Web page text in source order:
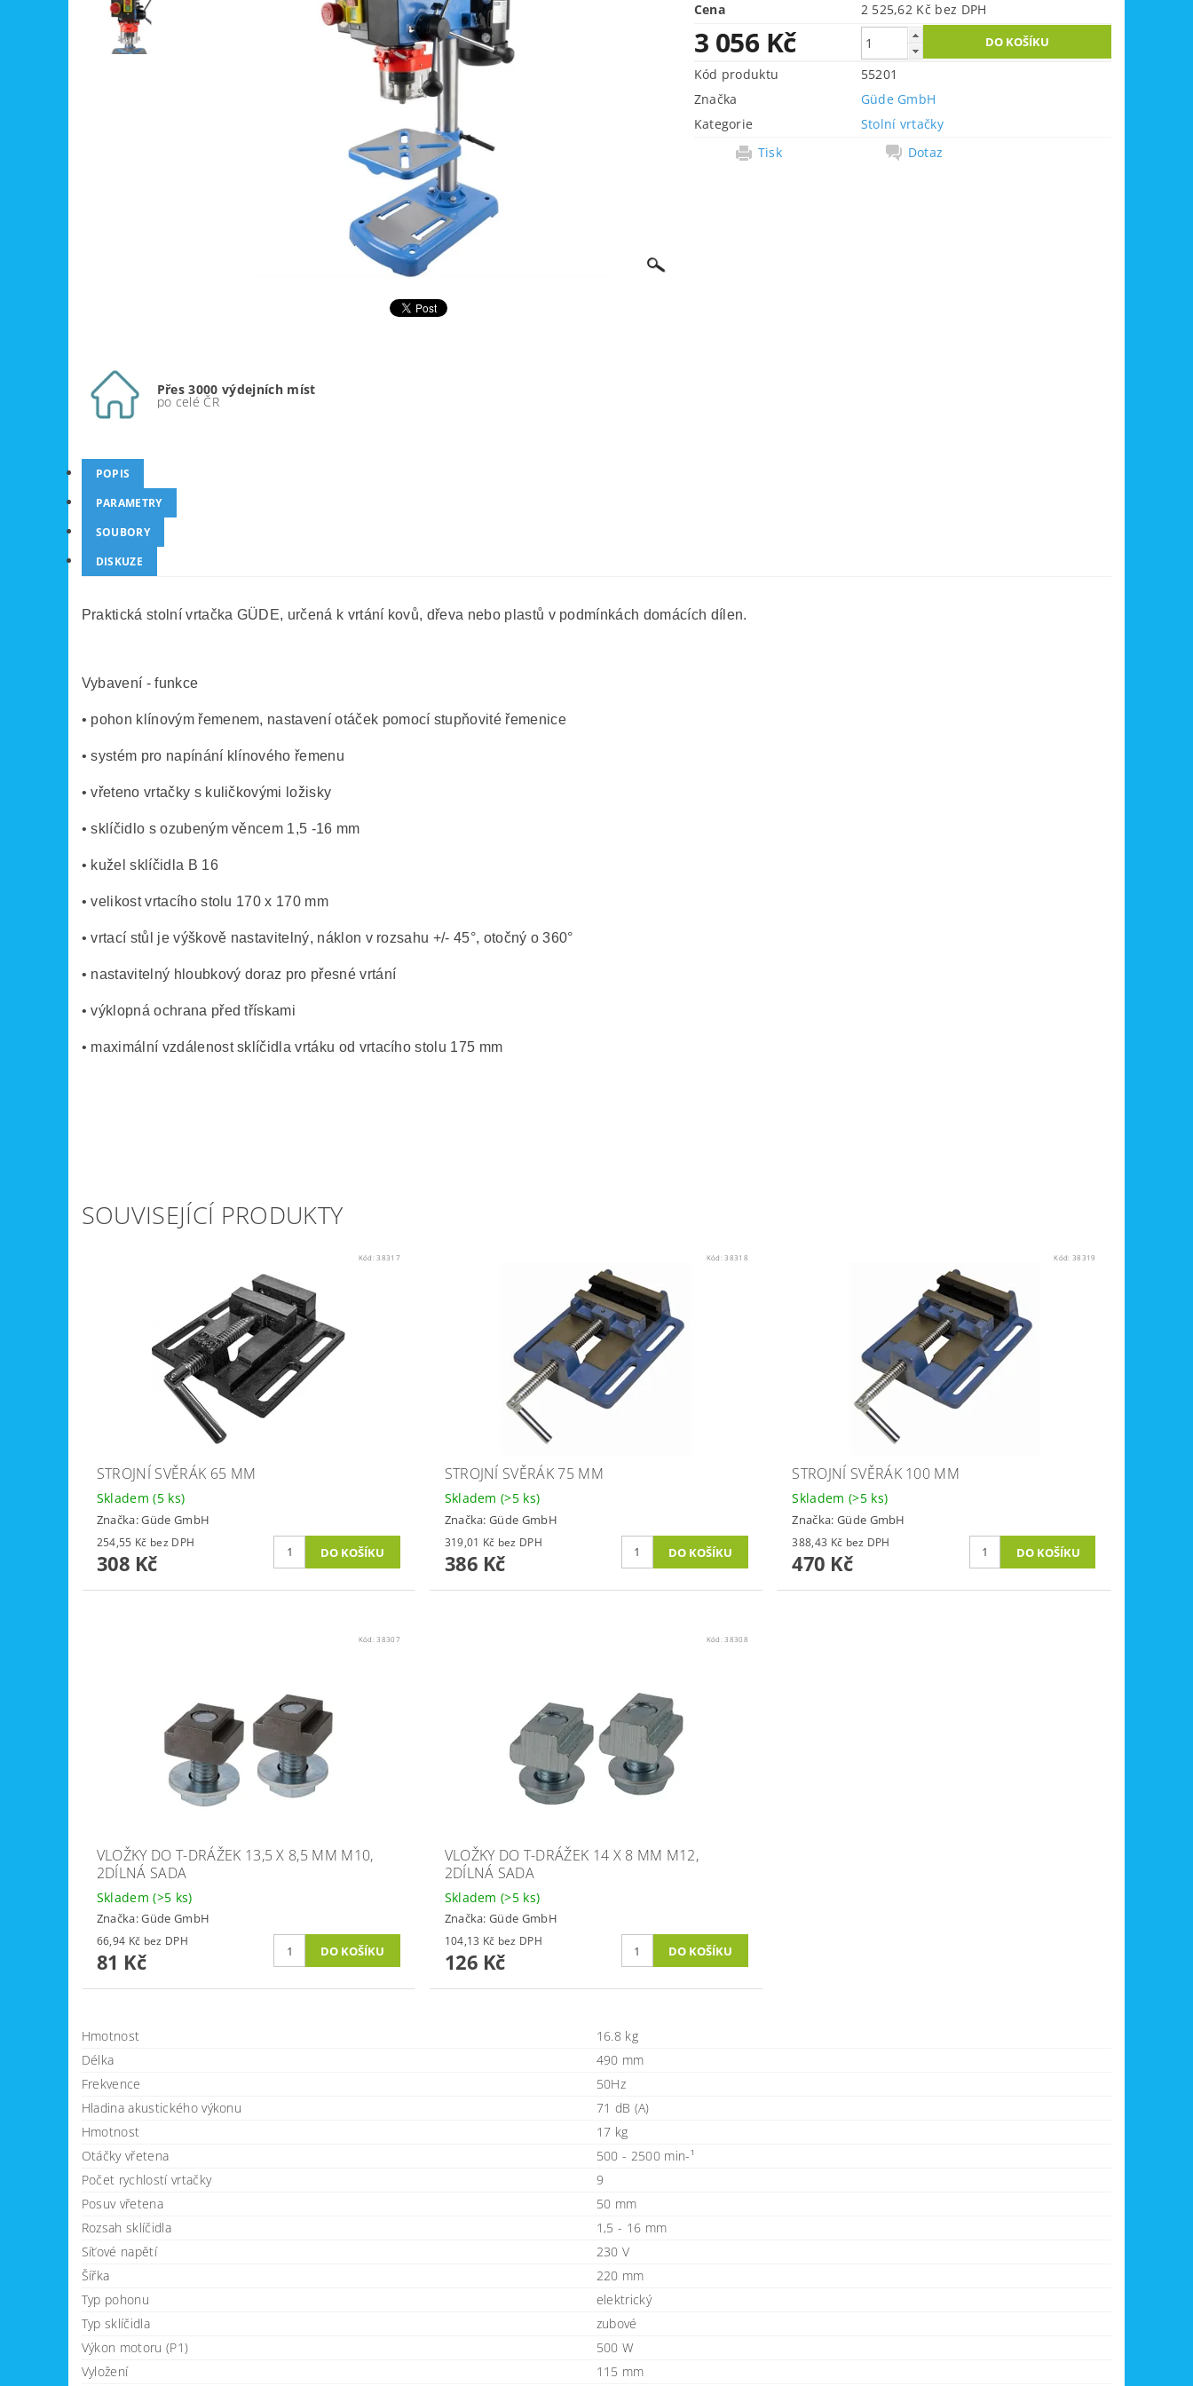
Cena
2 525,62 Kč bez DPH
3 056 Kč
Kód produktu
55201
Značka
Güde GmbH
Kategorie
Stolní vrtačky
Tisk
Dotaz
Přes 3000 výdejních míst
po celé ČR
POPIS
PARAMETRY
SOUBORY
DISKUZE
Praktická stolní vrtačka GÜDE, určená k vrtání kovů, dřeva nebo plastů v podmínkách domácích dílen.
Vybavení - funkce
• pohon klínovým řemenem, nastavení otáček pomocí stupňovité řemenice
• systém pro napínání klínového řemenu
• vřeteno vrtačky s kuličkovými ložisky
• sklíčidlo s ozubeným věncem 1,5 -16 mm
• kužel sklíčidla B 16
• velikost vrtacího stolu 170 x 170 mm
• vrtací stůl je výškově nastavitelný, náklon v rozsahu +/- 45°, otočný o 360°
• nastavitelný hloubkový doraz pro přesné vrtání
• výklopná ochrana před třískami
• maximální vzdálenost sklíčidla vrtáku od vrtacího stolu 175 mm
SOUVISEJÍCÍ PRODUKTY
Kód:38317
STROJNÍ SVĚRÁK 65 MM
Skladem(5 ks)
Značka:Güde GmbH
254,55 Kč bez DPH
308 Kč
Kód:38318
STROJNÍ SVĚRÁK 75 MM
Skladem(>5 ks)
Značka:Güde GmbH
319,01 Kč bez DPH
386 Kč
Kód:38319
STROJNÍ SVĚRÁK 100 MM
Skladem (>5 ks)
Značka: Güde GmbH
388,43 Kč bez DPH
470 Kč
Kód:38307
VLOŽKY DO T-DRÁŽEK 13,5 X 8,5 MM M10,
2DÍLNÁ SADA
Skladem(>5 ks)
Značka:Güde GmbH
66,94 Kč bez DPH
81 Kč
Kód:38308
VLOŽKY DO T-DRÁŽEK 14 X 8 MM M12,
2DÍLNÁ SADA
Skladem(>5 ks)
Značka:Güde GmbH
104,13 Kč bez DPH
126 Kč
Hmotnost
16.8 kg
Délka
490 mm
Frekvence
50Hz
Hladina akustického výkonu
71 dB (A)
Hmotnost
17 kg
Otáčky vřetena
500 - 2500 min-¹
Počet rychlostí vrtačky
9
Posuv vřetena
50 mm
Rozsah sklíčidla
1,5 - 16 mm
Síťové napětí
230 V
Šířka
220 mm
Typ pohonu
elektrický
Typ sklíčidla
zubové
Výkon motoru (P1)
500 W
Vyložení
115 mm